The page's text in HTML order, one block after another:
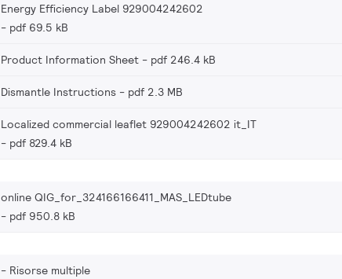
Energy Efficiency Label 929004242602
pdf 69.5 kB
Product Information Sheet pdf 246.4 kB
Dismantle Instructions pdf 2.3 MB
Localized commercial leaflet 929004242602 it_IT
pdf 829.4 kB
online QIG_for_324166166411_MAS_LEDtube
pdf 950.8 kB
Risorse multiple